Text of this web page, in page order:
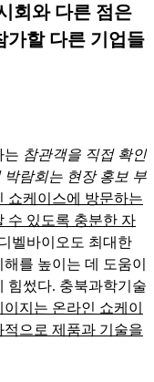
회와 다른 점은
가할 다른 기업들
는 참관객을 직접 확인
람회는 현장 홍보 부
쇼케이스에 방문하는
수 있도록 충분한 자
벨바이오도 최대한
를 높이는 데 도움이
힘썼다. 충북과학기술
지는 온라인 쇼케이
으로 제품과 기술을